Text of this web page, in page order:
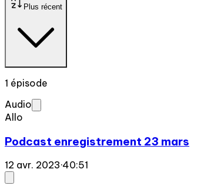
Plus récent
1 épisode
Audio
Allo
Podcast enregistrement 23 mars
12 avr. 2023·40:51